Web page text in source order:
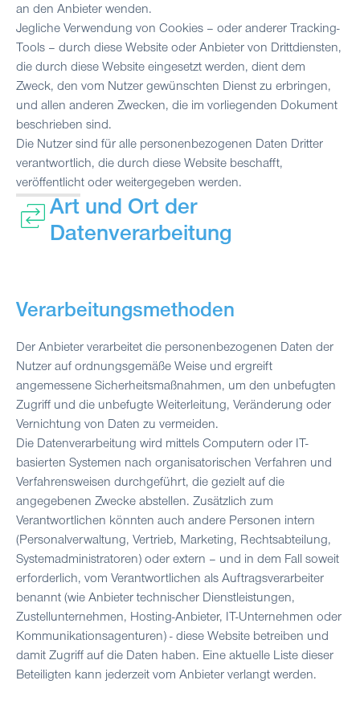
an den Anbieter wenden.
Jegliche Verwendung von Cookies – oder anderer Tracking-
Tools – durch diese Website oder Anbieter von Drittdiensten,
die durch diese Website eingesetzt werden, dient dem
Zweck, den vom Nutzer gewünschten Dienst zu erbringen,
und allen anderen Zwecken, die im vorliegenden Dokument
beschrieben sind.
Die Nutzer sind für alle personenbezogenen Daten Dritter
verantwortlich, die durch diese Website beschafft,
veröffentlicht oder weitergegeben werden.
Art und Ort der
Datenverarbeitung
Verarbeitungsmethoden
Der Anbieter verarbeitet die personenbezogenen Daten der
Nutzer auf ordnungsgemäße Weise und ergreift
angemessene Sicherheitsmaßnahmen, um den unbefugten
Zugriff und die unbefugte Weiterleitung, Veränderung oder
Vernichtung von Daten zu vermeiden.
Die Datenverarbeitung wird mittels Computern oder IT-
basierten Systemen nach organisatorischen Verfahren und
Verfahrensweisen durchgeführt, die gezielt auf die
angegebenen Zwecke abstellen. Zusätzlich zum
Verantwortlichen könnten auch andere Personen intern
(Personalverwaltung, Vertrieb, Marketing, Rechtsabteilung,
Systemadministratoren) oder extern – und in dem Fall soweit
erforderlich, vom Verantwortlichen als Auftragsverarbeiter
benannt (wie Anbieter technischer Dienstleistungen,
Zustellunternehmen, Hosting-Anbieter, IT-Unternehmen oder
Kommunikationsagenturen) - diese Website betreiben und
damit Zugriff auf die Daten haben. Eine aktuelle Liste dieser
Beteiligten kann jederzeit vom Anbieter verlangt werden.